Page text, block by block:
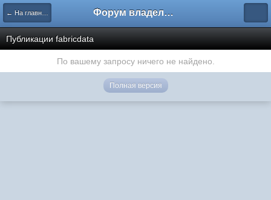
← На главную Форум владельцев интернет-магазинов
Публикации fabricdata
По вашему запросу ничего не найдено.
Полная версия